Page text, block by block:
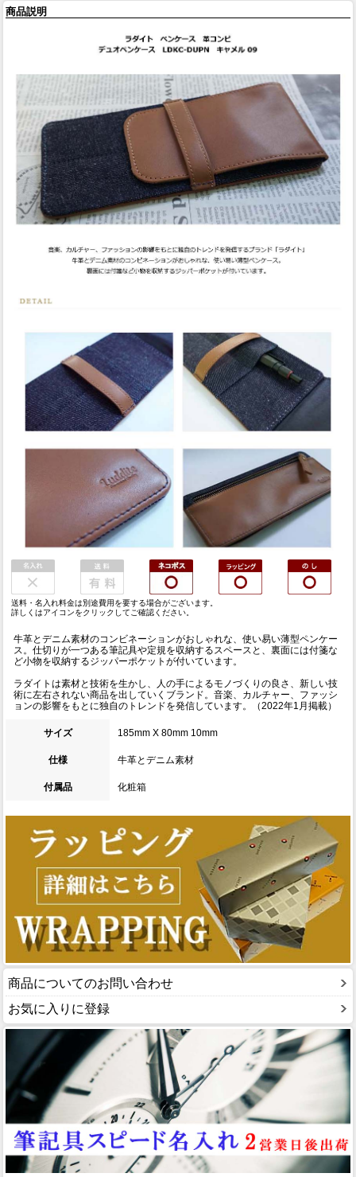
商品説明
送料・名入れ料金は別途費用を要する場合がございます。
詳しくはアイコンをクリックしてご確認ください。
牛革とデニム素材のコンビネーションがおしゃれな、使い易い薄型ペンケー
ス。仕切りが一つある筆記具や定規を収納するスペースと、裏面には付箋な
ど小物を収納するジッパーポケットが付いています。
ラダイトは素材と技術を生かし、人の手によるモノづくりの良さ、新しい技
術に左右されない商品を出していくブランド。音楽、カルチャー、ファッシ
ョンの影響をもとに独自のトレンドを発信しています。（2022年1月掲載）
サイズ 185mm X 80mm 10mm
仕様 牛革とデニム素材
付属品 化粧箱
商品についてのお問い合わせ
お気に入りに登録